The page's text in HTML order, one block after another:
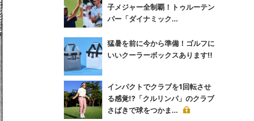
子メジャー全制覇！トゥルーテン
パー「ダイナミック...
猛暑を前に今から準備！ゴルフに
いいクーラーボックスあります!!
インパクトでクラブを1回転させ
る感覚!?「クルリンパ」のクラブ
さばきで球をつかま...